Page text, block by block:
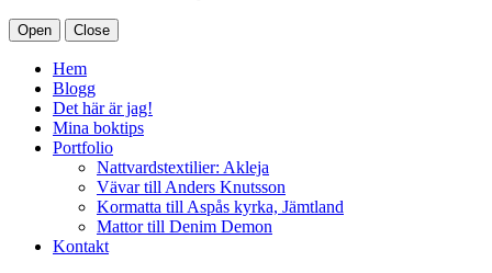
Open Close
Hem
Blogg
Det här är jag!
Mina boktips
Portfolio
Nattvardstextilier: Akleja
Vävar till Anders Knutsson
Kormatta till Aspås kyrka, Jämtland
Mattor till Denim Demon
Kontakt